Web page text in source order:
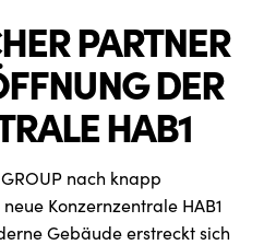
PARTNER
DER
HAB1
nach knapp
Konzernzentrale HAB1
Gebäude erstreckt sich